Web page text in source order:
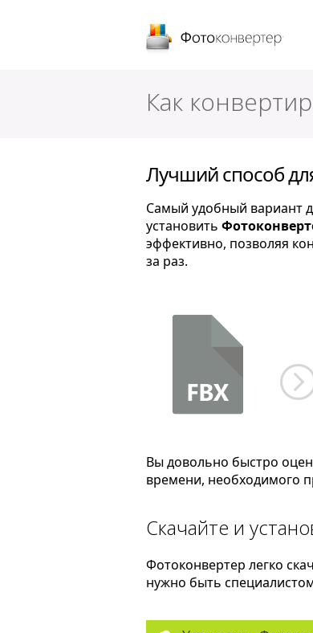
Как
Лучший способ
Самый удобный вариант
установить
эффективно, позволяя
за раз.
Вы довольно быстро
времени, необходимого
Скачайте и
Фотоконвертер легко
нужно быть